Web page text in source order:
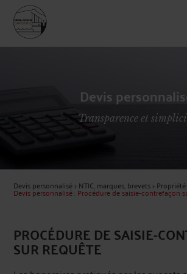
Devis
Transparence et
Devis personnalisé>NTIC, marques, brevets>
Devis personnalisé : Procédure de saisie-contrefaçon
PROCÉDURE DE SAISIE-
SUR REQUÊTE